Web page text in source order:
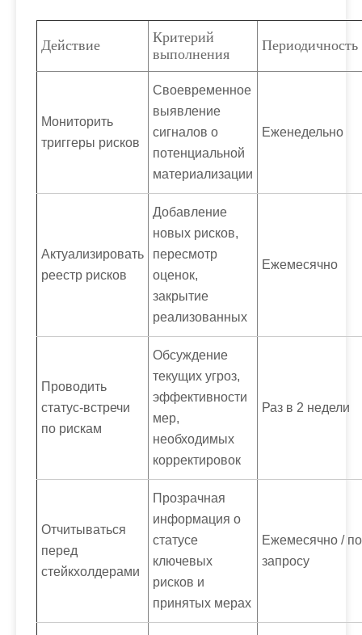
Действие
Критерий
выполнения
Периодичность
Мониторить
триггеры рисков
Своевременное
выявление
сигналов о
потенциальной
материализации
Еженедельно
Актуализировать
реестр рисков
Добавление
новых рисков,
пересмотр
оценок,
закрытие
реализованных
Ежемесячно
Проводить
статус-встречи
по рискам
Обсуждение
текущих угроз,
эффективности
мер,
необходимых
корректировок
Раз в 2 недели
Отчитываться
перед
стейкхолдерами
Прозрачная
информация о
статусе
ключевых
рисков и
принятых мерах
Ежемесячно / по
запросу